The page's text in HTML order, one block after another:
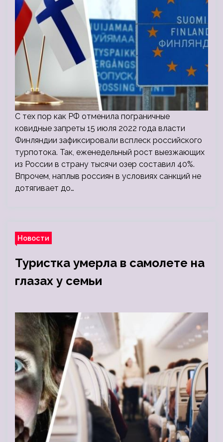
С тех пор как РФ отменила пограничные
ковидные запреты 15 июля 2022 года власти
Финляндии зафиксировали всплеск российского
турпотока. Так, еженедельный рост выезжающих
из России в страну тысячи озер составил 40%.
Впрочем, наплыв россиян в условиях санкций не
дотягивает до…
Новости
Туристка умерла в самолете на
глазах у семьи